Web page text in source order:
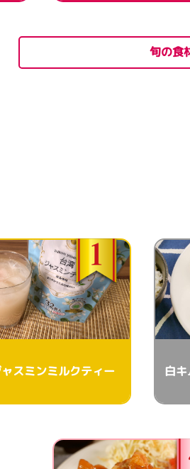
旬の食
スミンミルクティー 白